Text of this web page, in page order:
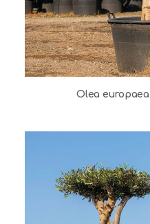
Olea europaea